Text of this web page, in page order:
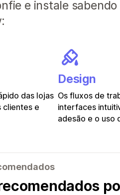
e instale
das lojas
clientes e
Design
Os fluxos de
interfaces
adesão e o uso